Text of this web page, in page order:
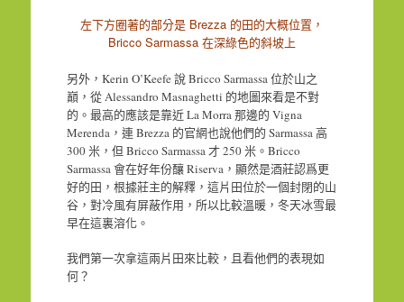
左下方圈著的部分是 Brezza 的田的大概位置，
Bricco Sarmassa 在深綠色的斜坡上
另外，Kerin O’Keefe 說 Bricco Sarmassa 位於山之
巔，從 Alessandro Masnaghetti 的地圖來看是不對
的。最高的應該是靠近 La Morra 那邊的 Vigna
Merenda，連 Brezza 的官網也說他們的 Sarmassa 高
300 米，但 Bricco Sarmassa 才 250 米。Bricco
Sarmassa 會在好年份釀 Riserva，顯然是酒莊認爲更
好的田，根據莊主的解釋，這片田位於一個封閉的山
谷，對冷風有屏蔽作用，所以比較溫暖，冬天冰雪最
早在這裏溶化。
我們第一次拿這兩片田來比較，且看他們的表現如
何？